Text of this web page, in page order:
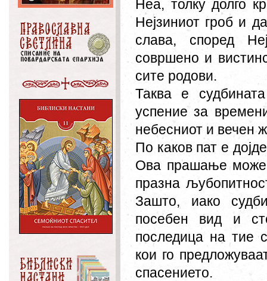
Неа, толку долго
Нејзиниот гроб и
слава, според
совршено и
сите родови.
Таква е
успение за
небесниот и вечен
По каков пат е
Ова прашање може
празна
Зашто, иако
посебен вид и
последица на тие
кои го
спасението.